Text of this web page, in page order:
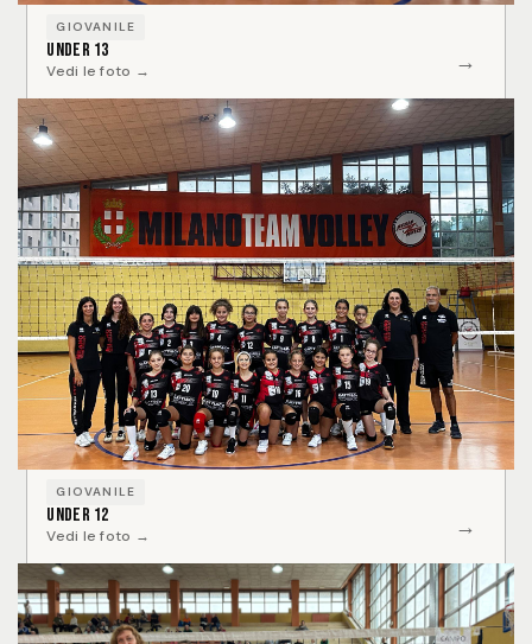
GIOVANILE
Under 13
Vedi le foto → →
GIOVANILE
Under 12
Vedi le foto → →